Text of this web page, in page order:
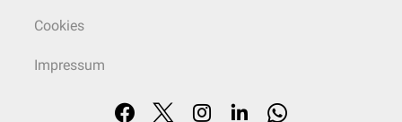
Cookies
Impressum